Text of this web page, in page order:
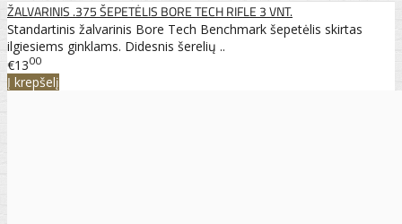
ŽALVARINIS .375 ŠEPETĖLIS BORE TECH RIFLE 3 VNT.
Standartinis žalvarinis Bore Tech Benchmark šepetėlis skirtas
ilgiesiems ginklams. Didesnis šerelių ..
€1300
Į krepšelį